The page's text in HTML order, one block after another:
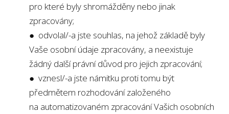
pro které byly shromážděny nebo jinak
zpracovány;
● odvolal/-a jste souhlas, na jehož základě byly
Vaše osobní údaje zpracovány, a neexistuje
žádný další právní důvod pro jejich zpracování;
● vznesl/-a jste námitku proti tomu být
předmětem rozhodování založeného
na automatizovaném zpracování Vašich osobních